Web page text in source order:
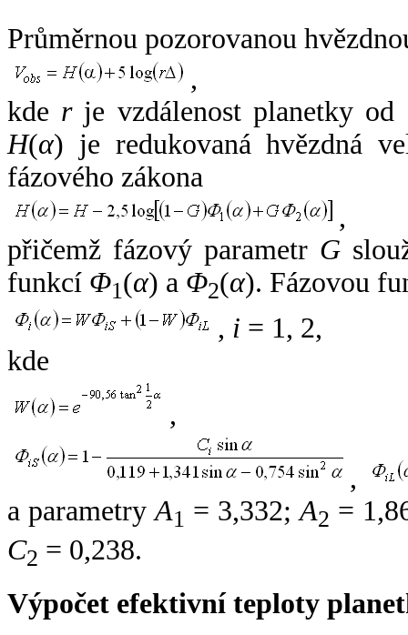
Průměrnou pozorovanou
,
kde rje vzdálenost planetky od
H(α) je redukovaná hvězdná
fázového zákona
,
přičemž fázový parametr G
funkcí Φ1(α) a Φ2(α). Fázovou
, i = 1, 2,
kde
,
,
a parametryA1 = 3,332;A2 =
C2 = 0,238.
Výpočet efektivní teploty